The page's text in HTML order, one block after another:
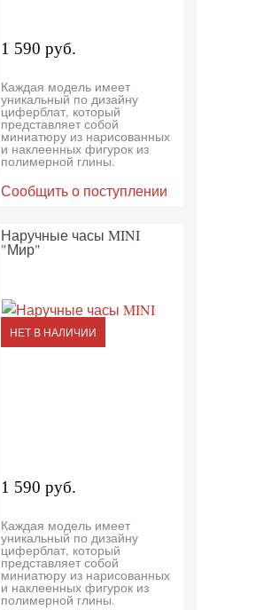
1 590 руб.
Каждая модель имеет
уникальный по дизайну
циферблат, который
представляет собой
миниатюру из нарисованных
и наклеенных фигурок из
полимерной глины.
Сообщить о поступлении
Наручные часы MINI
"Мир"
НЕТ В НАЛИЧИИ
1 590 руб.
Каждая модель имеет
уникальный по дизайну
циферблат, который
представляет собой
миниатюру из нарисованных
и наклеенных фигурок из
полимерной глины.